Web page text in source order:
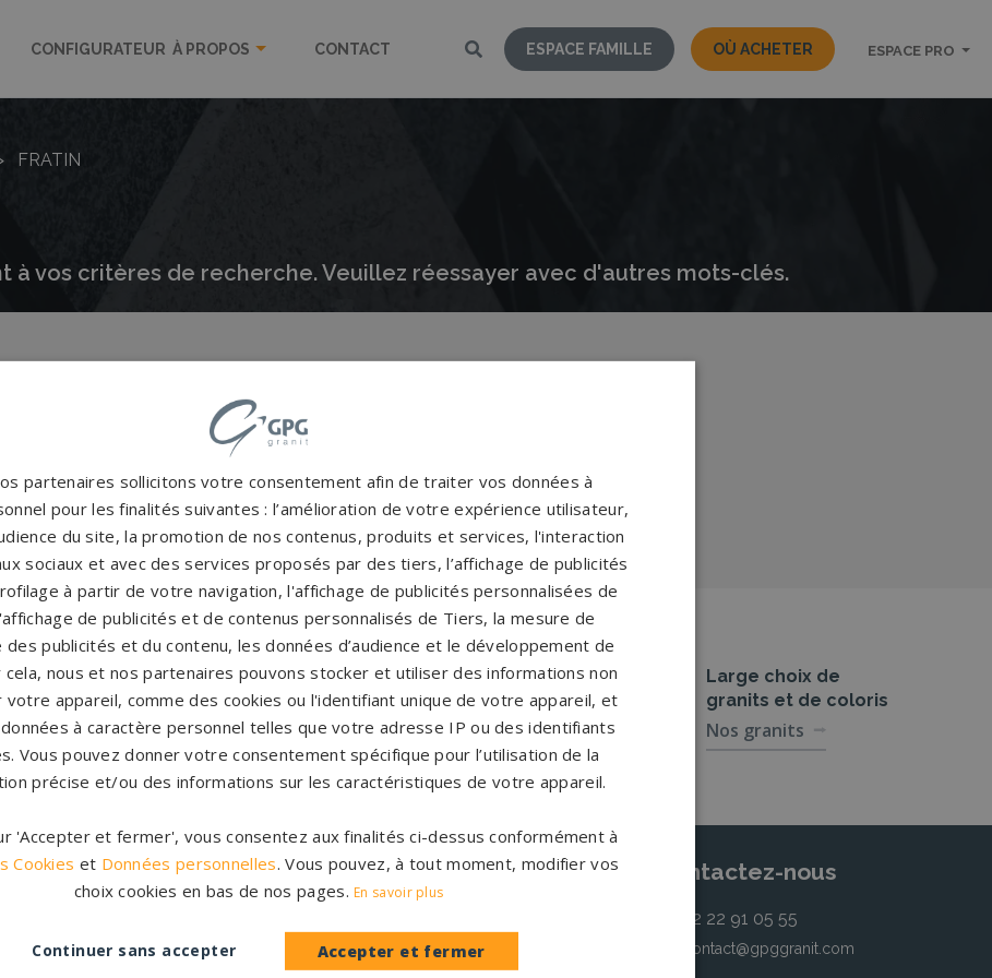
CONFIGURATEUR À PROPOS CONTACT ESPACE FAMILLE OÙ ACHETER ESPACE PRO
FRATIN
à vos critères de recherche. Veuillez réessayer avec d'autres mots-clés.
Rechercher dans les actualités
Créations
sur-mesure
Configurateur
1.200 partenaires
en France
Nos partenaires
Large choix de
granits et de coloris
Nos granits
moderne
À propos
Politique de confidentialité
CGV
Contactez-nous
02 22 91 05 55
contact@gpggranit.com
partenaires sollicitons votre consentement afin de traiter vos données à
pour les finalités suivantes : l’amélioration de votre expérience utilisateur,
du site, la promotion de nos contenus, produits et services, l'interaction
sociaux et avec des services proposés par des tiers, l’affichage de publicités
à partir de votre navigation, l'affichage de publicités personnalisées de
de publicités et de contenus personnalisés de Tiers, la mesure de
des publicités et du contenu, les données d’audience et le développement de
cela, nous et nos partenaires pouvons stocker et utiliser des informations non
votre appareil, comme des cookies ou l'identifiant unique de votre appareil, et
à caractère personnel telles que votre adresse IP ou des identifiants
Vous pouvez donner votre consentement spécifique pour l’utilisation de la
précise et/ou des informations sur les caractéristiques de votre appareil.
'Accepter et fermer', vous consentez aux finalités ci-dessus conformément à
Cookies et Données personnelles. Vous pouvez, à tout moment, modifier vos
choix cookies en bas de nos pages. En savoir plus
Accepter et fermer
Continuer sans accepter